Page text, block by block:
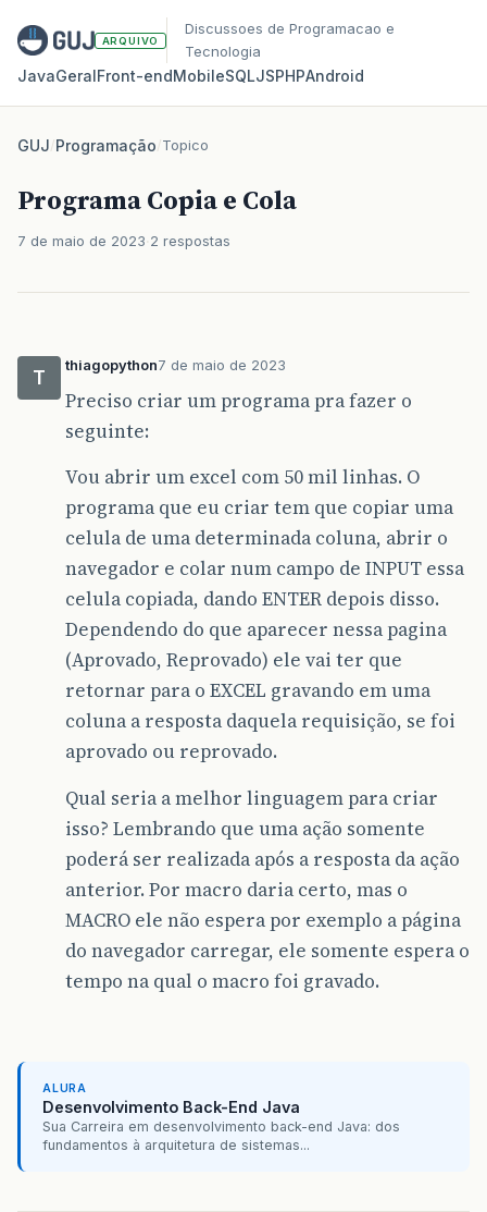
ARQUIVO
Discussoes de Programacao e
Tecnologia
JavaGeralFront‑endMobileSQLJSPHPAndroid
GUJ/Programação/Topico
Programa Copia e Cola
7 de maio de 2023 2 respostas
T
thiagopython7 de maio de 2023
Preciso criar um programa pra fazer o
seguinte:
Vou abrir um excel com 50 mil linhas. O
programa que eu criar tem que copiar uma
celula de uma determinada coluna, abrir o
navegador e colar num campo de INPUT essa
celula copiada, dando ENTER depois disso.
Dependendo do que aparecer nessa pagina
(Aprovado, Reprovado) ele vai ter que
retornar para o EXCEL gravando em uma
coluna a resposta daquela requisição, se foi
aprovado ou reprovado.
Qual seria a melhor linguagem para criar
isso? Lembrando que uma ação somente
poderá ser realizada após a resposta da ação
anterior. Por macro daria certo, mas o
MACRO ele não espera por exemplo a página
do navegador carregar, ele somente espera o
tempo na qual o macro foi gravado.
ALURA
Desenvolvimento Back-End Java
Sua Carreira em desenvolvimento back-end Java: dos
fundamentos à arquitetura de sistemas...